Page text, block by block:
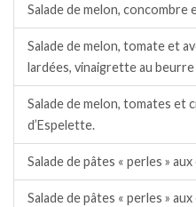
Salade de melon, concombre
Salade de melon, tomate et
lardées, vinaigrette au
Salade de melon, tomates et
d’Espelette.
Salade de pâtes « perles »
Salade de pâtes « perles »